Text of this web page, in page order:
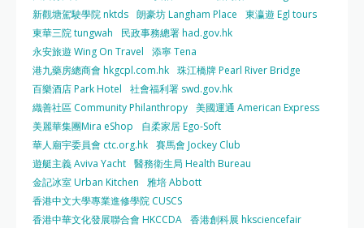
新觀塘駕駛學院 nktds 朗豪坊 Langham Place
東瀛遊 Egl tours
東華三院 tungwah
民政事務總署 had.gov.hk
永安旅遊 Wing On Travel
添寧 Tena
港九藥房總商會 hkgcpl.com.hk 珠江橋牌 Pearl River Bridge
百樂酒店 Park Hotel
社會福利署 swd.gov.hk
織善社區 Community Philanthropy 美國運通 American Express
美麗華集團Mira eShop
自柔家居 Ego-Soft
華人廟宇委員會 ctc.org.hk 賽馬會 Jockey Club
遊艇主義 Aviva Yacht 醫務衛生局 Health Bureau
金記冰室 Urban Kitchen
雅培 Abbott
香港中文大學專業進修學院 CUSCS
香港中華文化發展聯合會 HKCCDA 香港創科展 hksciencefair